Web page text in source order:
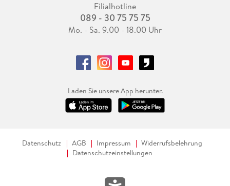
Filialhotline
089 - 30 75 75 75
Mo. - Sa. 9.00 - 18.00 Uhr
Laden Sie unsere App herunter.
Datenschutz AGB Impressum
Widerrufsbelehrung
Datenschutzeinstellungen